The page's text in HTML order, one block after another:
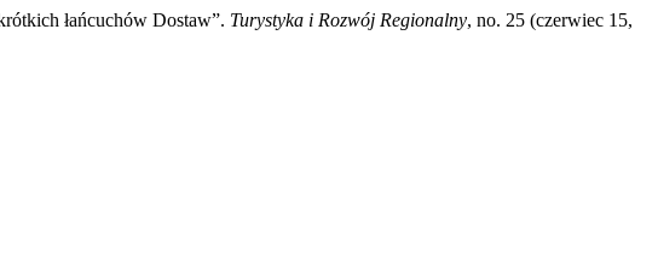
łańcuchów Dostaw”. Turystyka i Rozwój Regionalny, no. 25 (czerwiec 15,